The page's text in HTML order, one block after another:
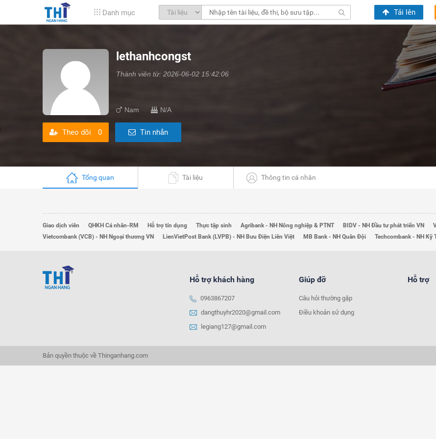
Danh mục Tải lên
lethanhcongst
Thành viên từ: 2026-06-02 15:42:06
Nam N/A
Theo dõi 0 Tin nhắn
Tổng quan Tài liệu Thông tin cá nhân
Giao dịch viên QHKH Cá nhân-RM Hỗ trợ tín dụng Thực tập sinh Agribank - NH Nông nghiệp & PTNT BIDV - NH Đầu tư phát triển VN
Vietcombank (VCB) - NH Ngoại thương VN
LienVietPost Bank (LVPB) - NH Bưu Điện Liên Việt MB Bank - NH Quân Đội Techcombank - NH Kỹ
Hỗ trợ khách hàng
0963867207
dangthuyhr2020@gmail.com
legiang127@gmail.com
Giúp đỡ
Câu hỏi thường gặp
Điều khoản sử dụng
Hỗ trợ
Bản quyền thuộc về Thinganhang.com